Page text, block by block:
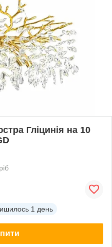
Гліцинія на 10
1 день